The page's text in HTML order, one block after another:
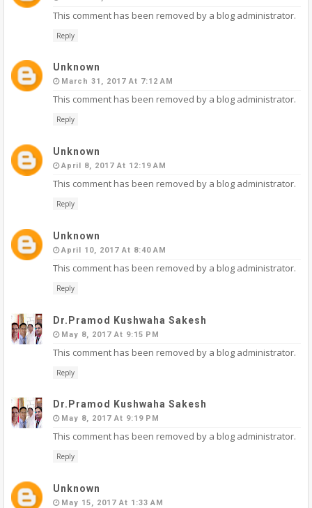
This comment has been removed by a blog administrator.
Reply
Unknown
March 31, 2017 At 7:12 AM
This comment has been removed by a blog administrator.
Reply
Unknown
April 8, 2017 At 12:19 AM
This comment has been removed by a blog administrator.
Reply
Unknown
April 10, 2017 At 8:40 AM
This comment has been removed by a blog administrator.
Reply
Dr.pramod Kushwaha Sakesh
May 8, 2017 At 9:15 PM
This comment has been removed by a blog administrator.
Reply
Dr.pramod Kushwaha Sakesh
May 8, 2017 At 9:19 PM
This comment has been removed by a blog administrator.
Reply
Unknown
May 15, 2017 At 1:33 AM